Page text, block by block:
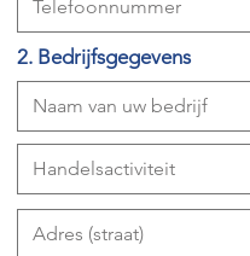
2. Bedrijfsgegevens